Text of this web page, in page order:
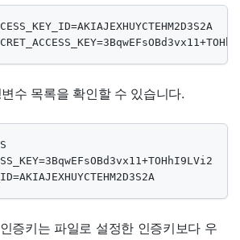
수 목록을 확인할 수 있습니다.
증키는 파일로 설정한 인증키보다 우